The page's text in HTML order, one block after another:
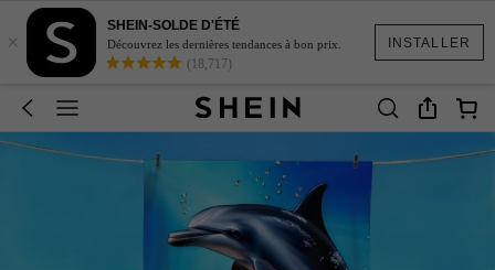
INSTALLER
×
SHEIN-SOLDE D'ÉTÉ
Découvrez les dernières tendances à bon prix.
(18,717)